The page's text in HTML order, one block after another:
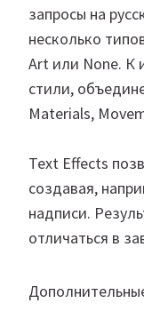
запросы на
несколько
Art или None. К
стили,
Materials,
Text Effects
создавая,
надписи.
отличаться в